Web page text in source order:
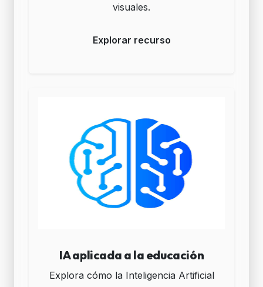
visuales.
Explorar recurso
IA aplicada a la educación
Explora cómo la Inteligencia Artificial